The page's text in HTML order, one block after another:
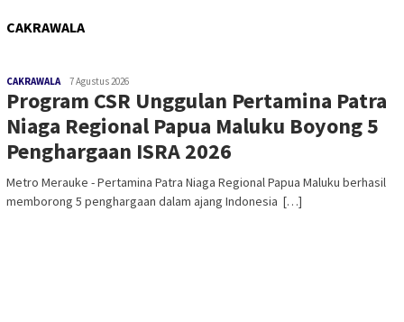
CAKRAWALA
CAKRAWALA 7 Agustus 2026
Program CSR Unggulan Pertamina Patra
Niaga Regional Papua Maluku Boyong 5
Penghargaan ISRA 2026
Metro Merauke - Pertamina Patra Niaga Regional Papua Maluku berhasil
memborong 5 penghargaan dalam ajang Indonesia […]